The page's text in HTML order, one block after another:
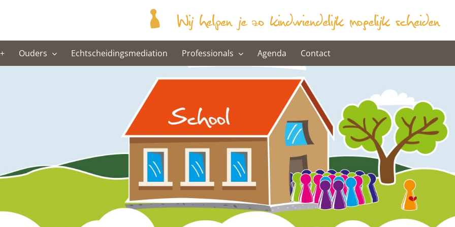
Ouders Echtscheidingsmediation Professionals Agenda Contact